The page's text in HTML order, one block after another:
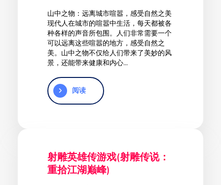
山中之物：远离城市喧嚣，感受自然之美
现代人在城市的喧嚣中生活，每天都被各
种各样的声音所包围。人们非常需要一个
可以远离这些喧嚣的地方，感受自然之
美。山中之物不仅给人们带来了美妙的风
景，还能带来健康和内心...
阅读
射雕英雄传游戏(射雕传说：
重拾江湖巅峰)